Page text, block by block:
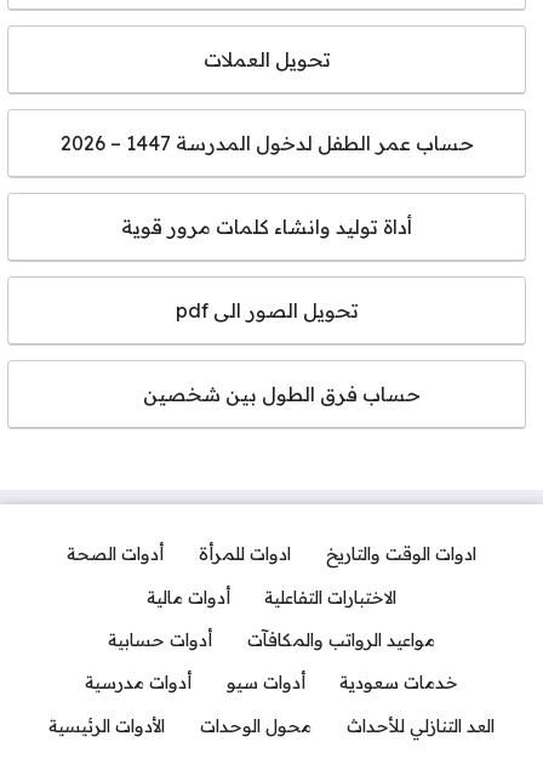
تحويل العملات
حساب عمر الطفل لدخول المدرسة 1447 – 2026
أداة توليد وانشاء كلمات مرور قوية
تحويل الصور الى pdf
حساب فرق الطول بين شخصين
ادوات الوقت والتاريخ ادوات للمرأة
أدوات الصحة
الاختبارات التفاعلية
أدوات مالية
مواعيد الرواتب والمكافآت
أدوات حسابية
خدمات سعودية
أدوات سيو
أدوات مدرسية
العد التنازلي للأحداث
محول الوحدات
الأدوات الرئيسية